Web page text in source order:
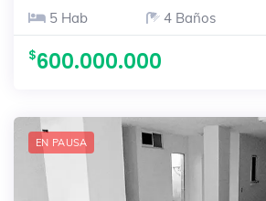
5 Hab
4 Baños
600.000.000
EN PAUSA